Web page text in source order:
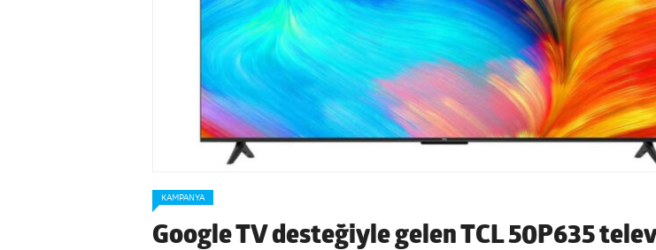
KAMPANYA
Google TV desteğiyle gelen TCL 50P635